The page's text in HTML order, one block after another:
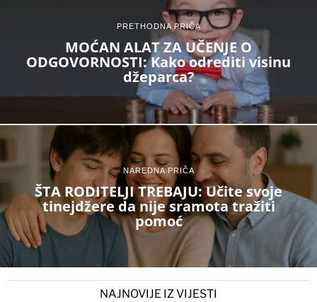
PRETHODNA PRIČA
MOĆAN ALAT ZA UČENJE O
ODGOVORNOSTI: Kako odrediti visinu
džeparca?
NAREDNA PRIČA
ŠTA RODITELJI TREBAJU: Učite svoje
tinejdžere da nije sramota tražiti
pomoć
NAJNOVIJE IZ VIJESTI